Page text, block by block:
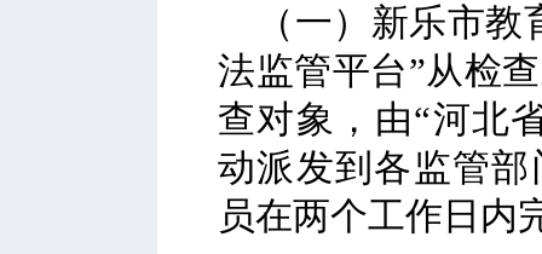
（一） 新乐市教
法监管平台”从检
查对象，由“河北
动派发到各监管部
员在两个工作日内